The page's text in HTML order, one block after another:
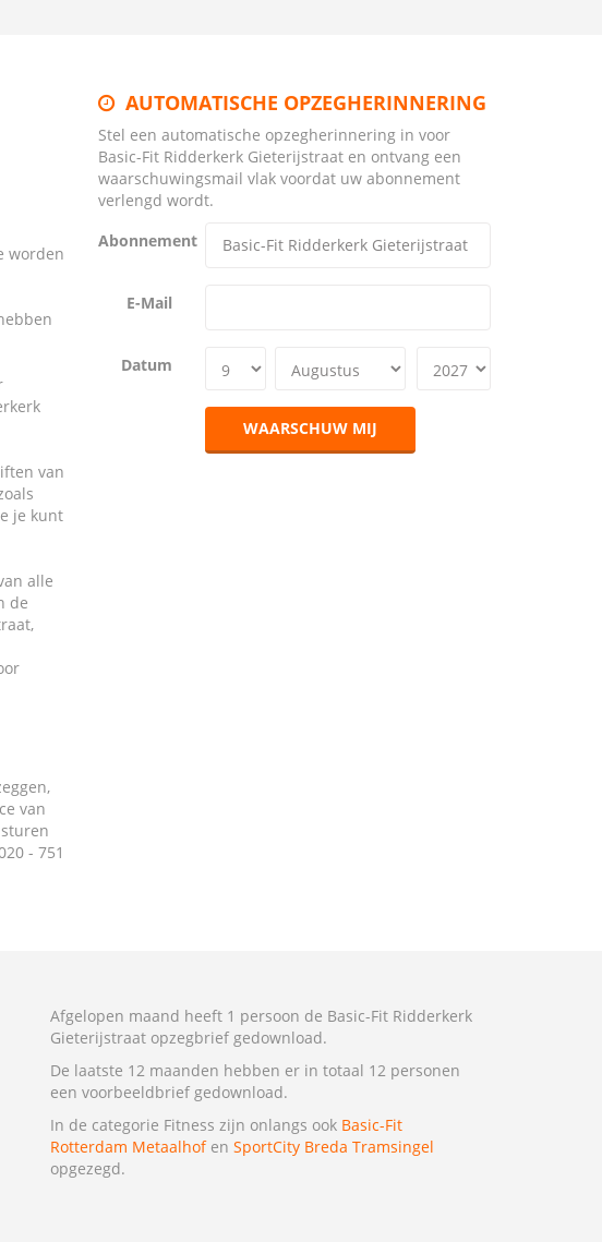
worden
van
je kunt
alle
de
van
- 751
AUTOMATISCHE OPZEGHERINNERING
Stel een automatische opzegherinnering in voor
Basic-Fit Ridderkerk Gieterijstraat en ontvang een
waarschuwingsmail vlak voordat uw abonnement
verlengd wordt.
Abonnement
E-Mail
Datum
WAARSCHUW MIJ
Afgelopen maand heeft 1 persoon de Basic-Fit Ridderkerk
Gieterijstraat opzegbrief gedownload.
De laatste 12 maanden hebben er in totaal 12 personen
een voorbeeldbrief gedownload.
In de categorie Fitness zijn onlangs ook Basic-Fit
Rotterdam Metaalhofen SportCity Breda Tramsingel
opgezegd.